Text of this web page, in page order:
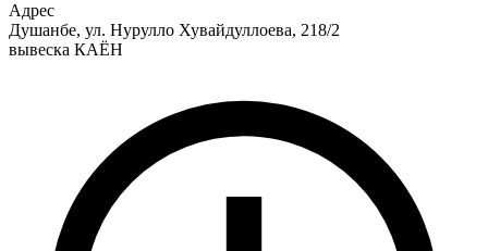
Адрес
Душанбе, ул. Нурулло Хувайдуллоева, 218/2
вывеска КАЁН